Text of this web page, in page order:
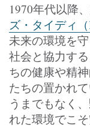
1970年代以降
ズ・タイディ（
未来の環境を
社会と協力す
ちの健康や精
たちの置かれ
うまでもなく
れた環境でこそ